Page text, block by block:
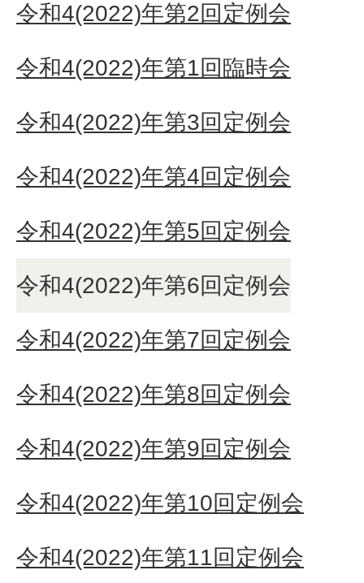
令和4(2022)年第2回定例会
令和4(2022)年第1回臨時会
令和4(2022)年第3回定例会
令和4(2022)年第4回定例会
令和4(2022)年第5回定例会
令和4(2022)年第6回定例会
令和4(2022)年第7回定例会
令和4(2022)年第8回定例会
令和4(2022)年第9回定例会
令和4(2022)年第10回定例会
令和4(2022)年第11回定例会